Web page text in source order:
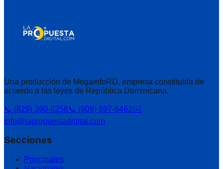
Una producción de MegainfoRD, empresa constituida de
acuerdo a las leyes de República Dominicana.
📞 (829) 390-8258📞 (809) 697-6462✉️
info@lapropuestadigital.com
Secciones
Principales